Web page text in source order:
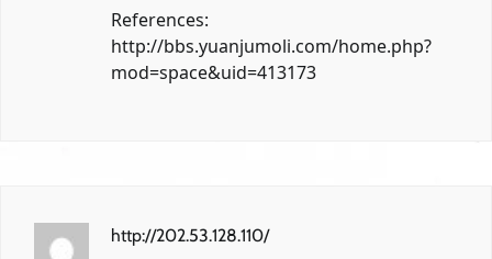
References:
http://bbs.yuanjumoli.com/home.php?
mod=space&uid=413173
http://202.53.128.110/